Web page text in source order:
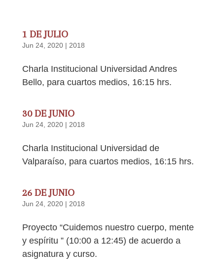
1 DE JULIO
Jun 24, 2020| 2018
Charla Institucional Universidad Andres
Bello, para cuartos medios, 16:15 hrs.
30 DE JUNIO
Jun 24, 2020| 2018
Charla Institucional Universidad de
Valparaíso, para cuartos medios, 16:15 hrs.
26 DE JUNIO
Jun 24, 2020| 2018
Proyecto “Cuidemos nuestro cuerpo, mente
y espíritu ” (10:00 a 12:45) de acuerdo a
asignatura y curso.